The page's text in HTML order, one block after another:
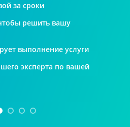
за сроки
решить вашу
выполнение услуги
эксперта по вашей